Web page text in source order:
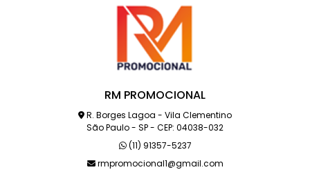
RM PROMOCIONAL
R. Borges Lagoa - Vila Clementino
São Paulo - SP - CEP: 04038-032
(11) 91357-5237
rmpromocional1@gmail.com